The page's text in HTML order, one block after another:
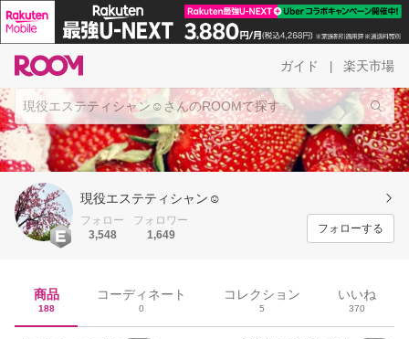
ガイド 楽天市場
現役エステティシャン☺︎
フォロー
3,548
フォロワー
1,649
フォローする
商品
188
コーディネート
0
コレクション
5
いいね
370